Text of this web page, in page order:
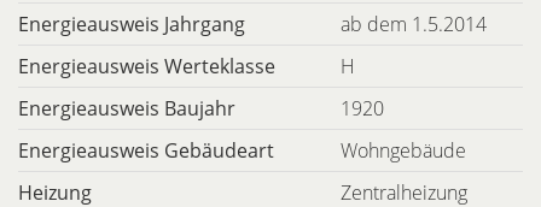
Energieausweis Jahrgang
ab dem 1.5.2014
Energieausweis Werteklasse
H
Energieausweis Baujahr
1920
Energieausweis Gebäudeart
Wohngebäude
Heizung
Zentralheizung